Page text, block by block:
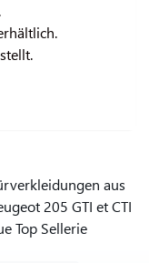
aus
205 GTI et CTI
Top Sellerie